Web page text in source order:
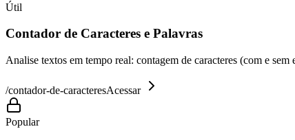
Útil
Contador de Caracteres e Palavras
Analise textos em tempo real: contagem de caracteres (com e
/contador-de-caracteresAcessar
Popular